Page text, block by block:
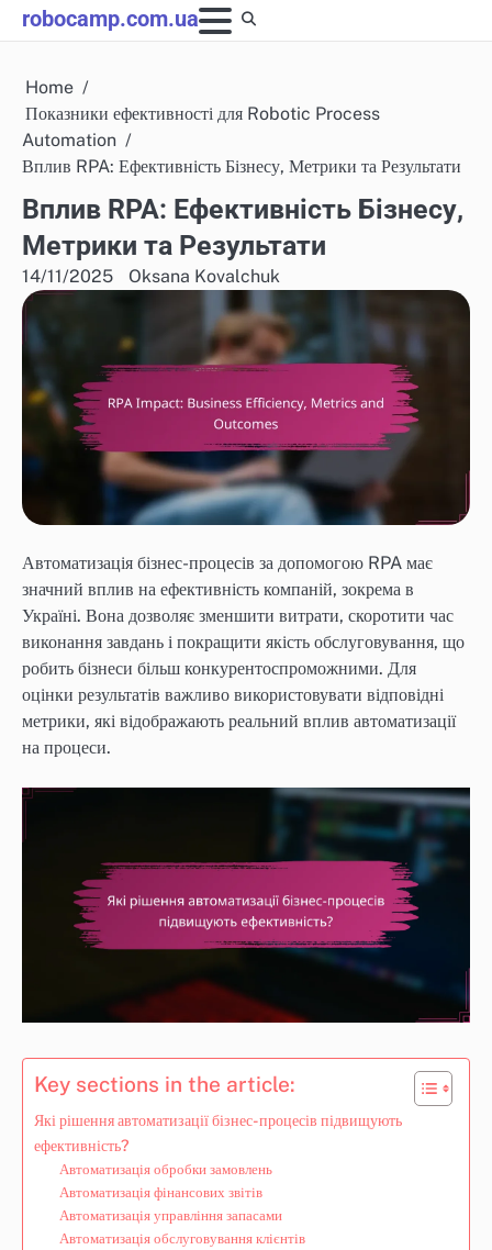
Skip
to
robocamp.com.ua
Home
Показники ефективності для Robotic Process
Automation
Вплив RPA: Ефективність Бізнесу, Метрики та Результати
Вплив RPA: Ефективність Бізнесу,
Метрики та Результати
14/11/2025 Oksana Kovalchuk
Автоматизація бізнес-процесів за допомогою RPA має
значний вплив на ефективність компаній, зокрема в
Україні. Вона дозволяє зменшити витрати, скоротити час
виконання завдань і покращити якість обслуговування, що
робить бізнеси більш конкурентоспроможними. Для
оцінки результатів важливо використовувати відповідні
метрики, які відображають реальний вплив автоматизації
на процеси.
Key sections in the article:
Які рішення автоматизації бізнес-процесів підвищують
ефективність?
Автоматизація обробки замовлень
Автоматизація фінансових звітів
Автоматизація управління запасами
Автоматизація обслуговування клієнтів